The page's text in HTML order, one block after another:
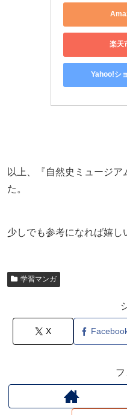
楽天
Yahoo!シ
以上、『自然史ミュージ
た。
少しでも参考になれば嬉し
学習マンガ
X